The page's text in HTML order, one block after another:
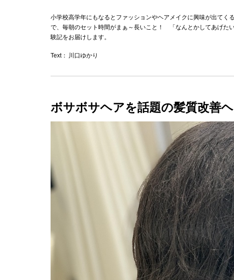
小学校高学年にもなるとファッションやヘアメイクに興味が出てく
で、毎朝のセット時間がまぁ～長いこと！ 「なんとかしてあげた
験記をお届けします。
Text： 川口ゆかり
ボサボサヘアを話題の髪質改善